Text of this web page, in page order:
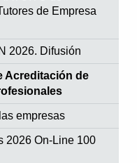
de Empresa
2026. Difusión
Acreditación de
empresas
2026 On-Line 100